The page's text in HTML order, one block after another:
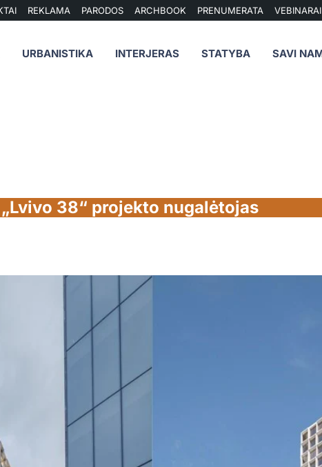
REKLAMA PARODOS ARCHBOOK PRENUMERATA VEBINARAI
URBANISTIKA INTERJERAS STATYBA SAVI
38“ projekto nugalėtojas